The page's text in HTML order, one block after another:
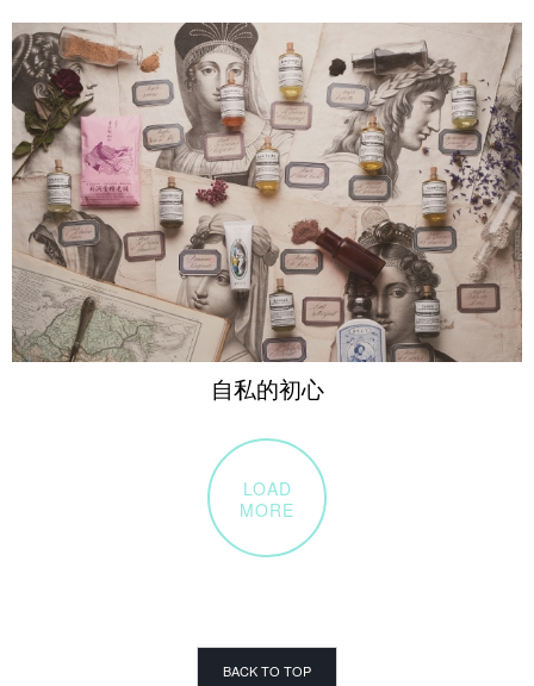
自私的初心
LOAD
MORE
BACK TO TOP